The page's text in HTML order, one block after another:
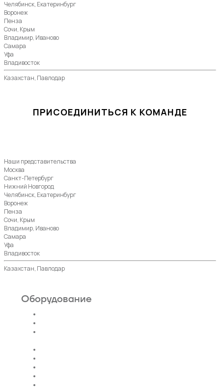
Челябинск, Екатеринбург
Воронеж
Пенза
Сочи, Крым
Владимир, Иваново
Самара
Уфа
Владивосток
Казахстан, Павлодар
ПРИСОЕДИНИТЬСЯ К КОМАНДЕ
Наши представительства
Москва
Санкт-Петербург
Нижний Новгород
Челябинск, Екатеринбург
Воронеж
Пенза
Сочи, Крым
Владимир, Иваново
Самара
Уфа
Владивосток
Казахстан, Павлодар
Оборудование